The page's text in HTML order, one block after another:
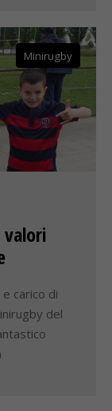
Minirugby
carico di
del